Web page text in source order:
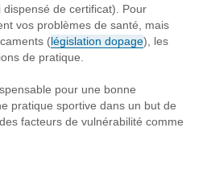
de certificat).
Pour
vos problèmes de santé, mais
(législation dopage), les
de pratique.
pour une bonne
pratique sportive dans un but de
facteurs de vulnérabilité comme